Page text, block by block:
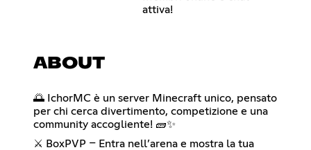
attiva!
ABOUT
🌅 IchorMC è un server Minecraft unico, pensato
per chi cerca divertimento, competizione e una
community accogliente! 🧱✨
⚔️ BoxPVP – Entra nell’arena e mostra la tua